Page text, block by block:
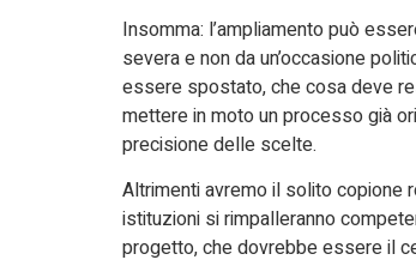
Insomma: l’ampliamento può
severa e non da un’occasione
essere spostato, che cosa deve
mettere in moto un processo già
precisione delle scelte.
Altrimenti avremo il solito copione
istituzioni si rimpalleranno
progetto, che dovrebbe essere il